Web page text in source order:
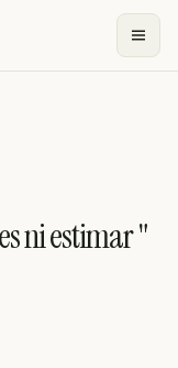
ni estimar "